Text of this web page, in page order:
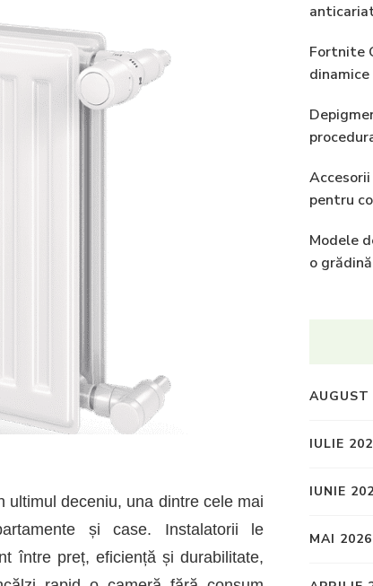
ultimul deceniu, una dintre cele mai
și case. Instalatorii le
între preț, eficiență și durabilitate,
Fortnite
pentru
Modele
o
AUGUST
IULIE
IUNIE
MAI 2026